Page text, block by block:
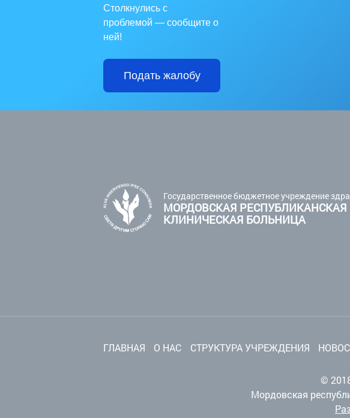
Столкнулись с
проблемой — сообщите о
ней!
Подать жалобу
Государственное бюджетное учреждение
МОРДОВСКАЯ
КЛИНИЧЕСКАЯ БОЛЬНИЦА
ГЛАВНАЯ О НАС СТРУКТУРА УЧРЕЖДЕНИЯ
©
Мордовская